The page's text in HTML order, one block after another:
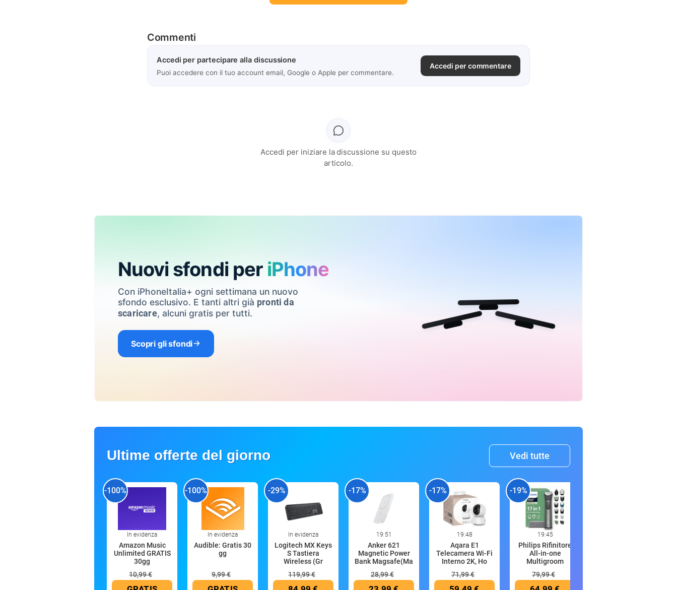
Commenti
Accedi per partecipare alla discussione
Puoi accedere con il tuo account email, Google o Apple per commentare.
Accedi per commentare
Accedi per iniziare la discussione su questo
articolo.
Nuovi sfondi per iPhone
Con iPhoneItalia+ ogni settimana un nuovo
sfondo esclusivo. E tanti altri già pronti da
scaricare, alcuni gratis per tutti.
Scopri gli sfondi
Ultime offerte del giorno Vedi tutte
-100%
In evidenza
Amazon Music
Unlimited GRATIS
30gg
10,99 €
-100%
In evidenza
Audible: Gratis 30
gg
9,99 €
-29%
In evidenza
Logitech MX Keys
S Tastiera
Wireless (Gr
119,99 €
-17%
19:51
Anker 621
Magnetic Power
Bank Magsafe(Ma
28,99 €
-17%
19:48
Aqara E1
Telecamera Wi-Fi
Interno 2K, Ho
71,99 €
-19%
19:45
Philips Rifinitore
All-in-one
Multigroom
79,99 €